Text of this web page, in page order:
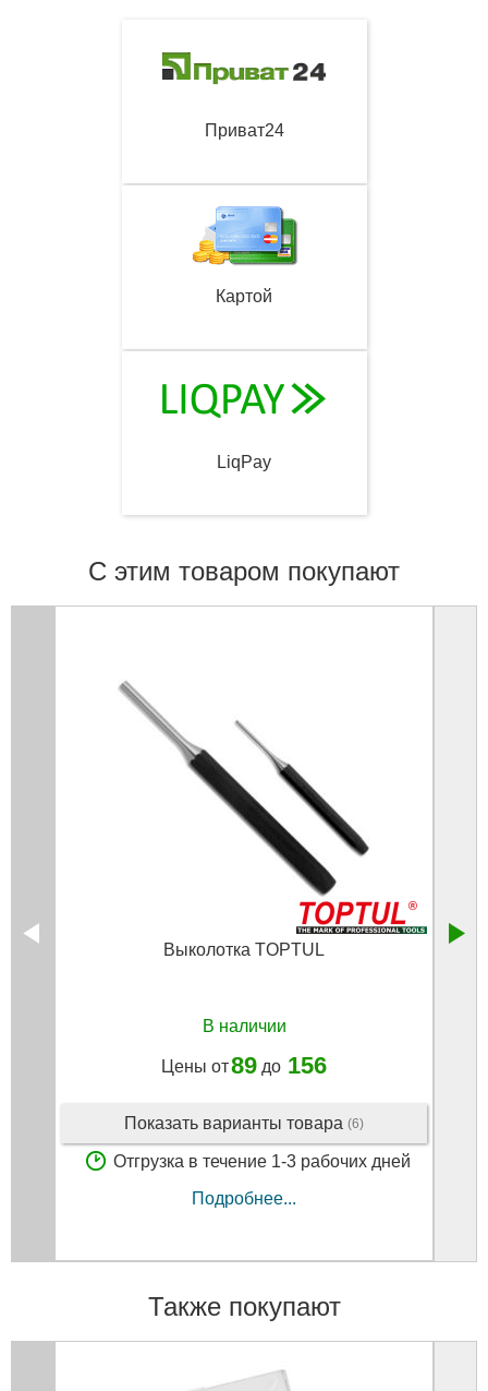
Приват24
Картой
LiqPay
С этим товаром покупают
Выколотка TOPTUL
В наличии
Цены от89 до 156
Показать варианты товара (6)
Отгрузка в течение 1-3 рабочих дней
Подробнее...
Также покупают